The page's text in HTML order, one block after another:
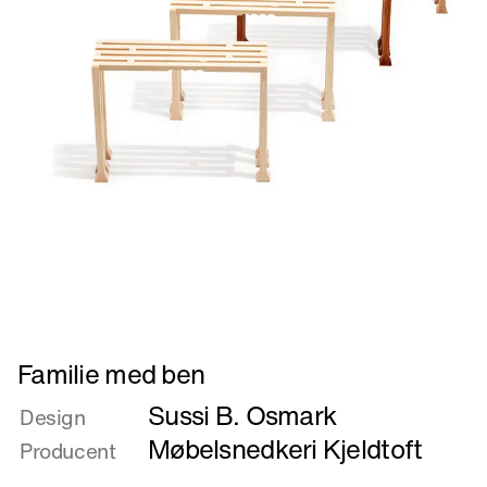
Læs
mere
om
Familie
med
Familie med ben
Design Sussi B. Osmark
Producent Møbelsnedkeri Kjeldtoft